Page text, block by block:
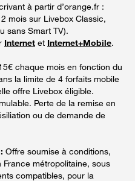
à partir d’orange.fr :
mois sur Livebox Classic,
sans Smart TV).
Internet et Internet+Mobile.
chaque mois en fonction du
la limite de 4 forfaits mobile
offre Livebox éligible.
Perte de la remise en
ou de demande de
Offre soumise à conditions,
métropolitaine, sous
compatibles, pour la